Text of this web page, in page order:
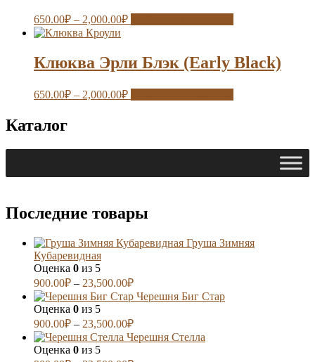
650.00₽ – 2,000.00₽
Клюква Эрли Блэк (Early Black)
650.00₽ – 2,000.00₽
Каталог
Последние товары
Груша Зимняя
Кубаревидная
Оценка 0 из 5
900.00₽ – 23,500.00₽
Черешня Биг Стар
Оценка 0 из 5
900.00₽ – 23,500.00₽
Черешня Стелла
Оценка 0 из 5